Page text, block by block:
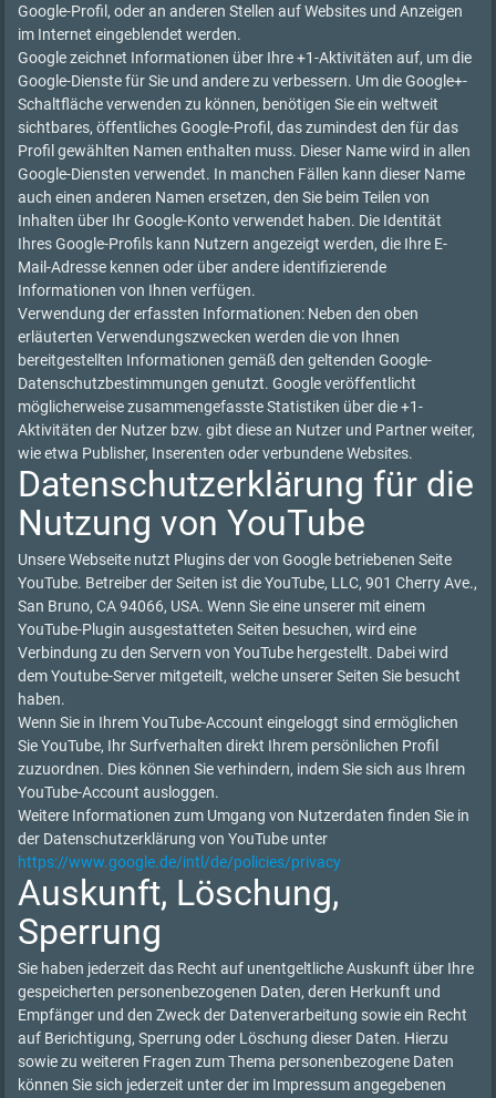
Google-Profil, oder an anderen Stellen auf Websites und Anzeigen
im Internet eingeblendet werden.
Google zeichnet Informationen über Ihre +1-Aktivitäten auf, um die
Google-Dienste für Sie und andere zu verbessern. Um die Google+-
Schaltfläche verwenden zu können, benötigen Sie ein weltweit
sichtbares, öffentliches Google-Profil, das zumindest den für das
Profil gewählten Namen enthalten muss. Dieser Name wird in allen
Google-Diensten verwendet. In manchen Fällen kann dieser Name
auch einen anderen Namen ersetzen, den Sie beim Teilen von
Inhalten über Ihr Google-Konto verwendet haben. Die Identität
Ihres Google-Profils kann Nutzern angezeigt werden, die Ihre E-
Mail-Adresse kennen oder über andere identifizierende
Informationen von Ihnen verfügen.
Verwendung der erfassten Informationen: Neben den oben
erläuterten Verwendungszwecken werden die von Ihnen
bereitgestellten Informationen gemäß den geltenden Google-
Datenschutzbestimmungen genutzt. Google veröffentlicht
möglicherweise zusammengefasste Statistiken über die +1-
Aktivitäten der Nutzer bzw. gibt diese an Nutzer und Partner weiter,
wie etwa Publisher, Inserenten oder verbundene Websites.
Datenschutzerklärung für die
Nutzung von YouTube
Unsere Webseite nutzt Plugins der von Google betriebenen Seite
YouTube. Betreiber der Seiten ist die YouTube, LLC, 901 Cherry Ave.,
San Bruno, CA 94066, USA. Wenn Sie eine unserer mit einem
YouTube-Plugin ausgestatteten Seiten besuchen, wird eine
Verbindung zu den Servern von YouTube hergestellt. Dabei wird
dem Youtube-Server mitgeteilt, welche unserer Seiten Sie besucht
haben.
Wenn Sie in Ihrem YouTube-Account eingeloggt sind ermöglichen
Sie YouTube, Ihr Surfverhalten direkt Ihrem persönlichen Profil
zuzuordnen. Dies können Sie verhindern, indem Sie sich aus Ihrem
YouTube-Account ausloggen.
Weitere Informationen zum Umgang von Nutzerdaten finden Sie in
der Datenschutzerklärung von YouTube unter
https://www.google.de/intl/de/policies/privacy
Auskunft, Löschung,
Sperrung
Sie haben jederzeit das Recht auf unentgeltliche Auskunft über Ihre
gespeicherten personenbezogenen Daten, deren Herkunft und
Empfänger und den Zweck der Datenverarbeitung sowie ein Recht
auf Berichtigung, Sperrung oder Löschung dieser Daten. Hierzu
sowie zu weiteren Fragen zum Thema personenbezogene Daten
können Sie sich jederzeit unter der im Impressum angegebenen